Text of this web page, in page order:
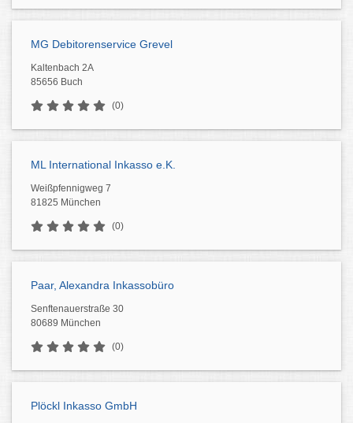
MG Debitorenservice Grevel
Kaltenbach 2A
85656 Buch
(0)
ML International Inkasso e.K.
Weißpfennigweg 7
81825 München
(0)
Paar, Alexandra Inkassobüro
Senftenauerstraße 30
80689 München
(0)
Plöckl Inkasso GmbH